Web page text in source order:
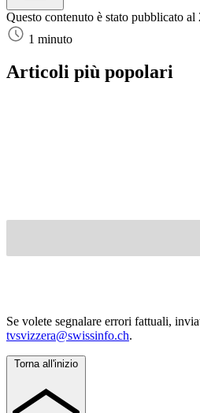
Questo contenuto è stato pubblicato al
1 minuto
Articoli più popolari
Se volete segnalare errori fattuali,
tvsvizzera@swissinfo.ch.
Torna all'inizio